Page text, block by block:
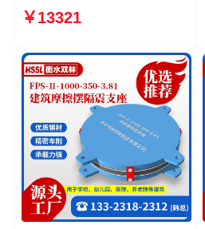
震支座FPSII-5000-300-3.48
FPSII-4000-300-3.48生产厂
家
￥13321